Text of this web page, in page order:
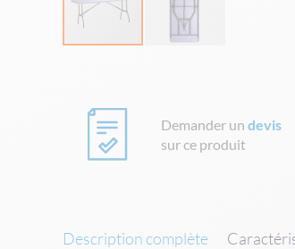
beginning
images
Demander undevis
sur ce produit
Description complète